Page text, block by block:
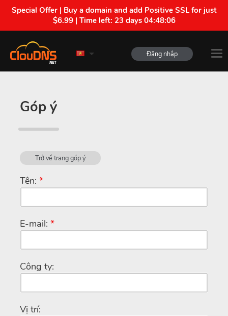
Special Offer | Buy a domain and add Positive SSL for just
$6.99 | Time left: 23 days 04:48:06
Đăng nhập
Góp ý
Trở về trang góp ý
Tên: *
E-mail: *
Công ty:
Vị trí: